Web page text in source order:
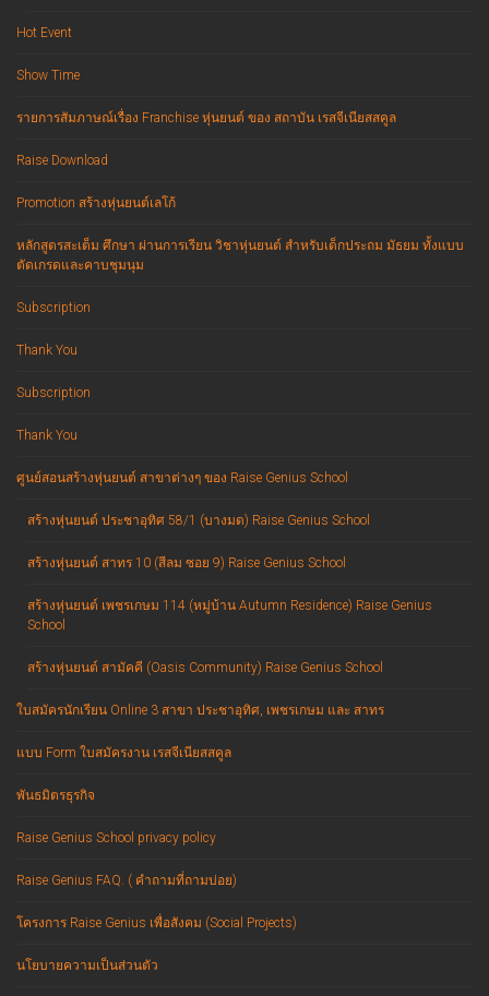
Hot Event
Show Time
รายการสัมภาษณ์เรื่อง Franchise หุ่นยนต์ ของ สถาบัน เรสจีเนียสสคูล
Raise Download
Promotion สร้างหุ่นยนต์เลโก้
หลักสูตรสะเต็ม ศึกษา ผ่านการเรียน วิชาหุ่นยนต์ สำหรับเด็กประถม มัธยม ทั้งแบบ
ตัดเกรดและคาบชุมนุม
Subscription
Thank You
Subscription
Thank You
ศูนย์สอนสร้างหุ่นยนต์ สาขาต่างๆ ของ Raise Genius School
สร้างหุ่นยนต์ ประชาอุทิศ 58/1 (บางมด) Raise Genius School
สร้างหุ่นยนต์ สาทร 10 (สีลม ซอย 9) Raise Genius School
สร้างหุ่นยนต์ เพชรเกษม 114 (หมู่บ้าน Autumn Residence) Raise Genius
School
สร้างหุ่นยนต์ สามัคคี (Oasis Community) Raise Genius School
ใบสมัครนักเรียน Online 3 สาขา ประชาอุทิศ, เพชรเกษม และ สาทร
แบบ Form ใบสมัครงาน เรสจีเนียสสคูล
พันธมิตรธุรกิจ
Raise Genius School privacy policy
Raise Genius FAQ. ( คำถามที่ถามบ่อย)
โครงการ Raise Genius เพื่อสังคม (Social Projects)
นโยบายความเป็นส่วนตัว